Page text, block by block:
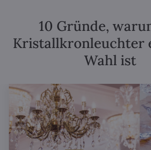
10 Gründe,
Kristallkronleuchter
Wahl ist